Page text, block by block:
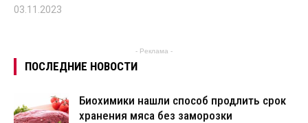
03.11.2023
- Реклама -
ПОСЛЕДНИЕ НОВОСТИ
Биохимики нашли способ продлить срок
хранения мяса без заморозки